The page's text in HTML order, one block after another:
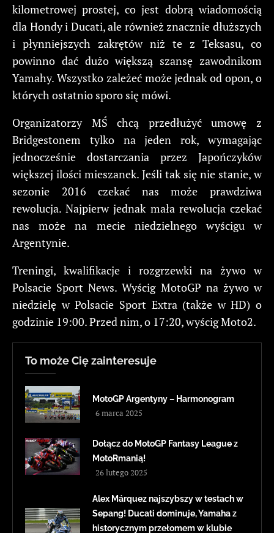
kilometrowej prostej, co jest dobrą wiadomością
dla Hondy i Ducati, ale również znacznie dłuższych
i płynniejszych zakrętów niż te z Teksasu, co
powinno dać dużo większą szansę zawodnikom
Yamahy. Wszystko zależeć może jednak od opon, o
których ostatnio sporo się mówi.
Organizatorzy MŚ chcą przedłużyć umowę z
Bridgestonem tylko na jeden rok, wymagając
jednocześnie dostarczania przez Japończyków
większej ilości mieszanek. Jeśli tak się nie stanie, w
sezonie 2016 czekać nas może prawdziwa
rewolucja. Najpierw jednak mała rewolucja czekać
nas może na mecie niedzielnego wyścigu w
Argentynie.
Treningi, kwalifikacje i rozgrzewki na żywo w
Polsacie Sport News. Wyścig MotoGP na żywo w
niedzielę w Polsacie Sport Extra (także w HD) o
godzinie 19:00. Przed nim, o 17:20, wyścig Moto2.
To może Cię zainteresuje
MotoGP Argentyny – Harmonogram
6 marca 2025
Dołącz do MotoGP Fantasy League z
MotoRmanią!
26 lutego 2025
Alex Márquez najszybszy w testach w
Sepang! Ducati dominuje, Yamaha z
historycznym przełomem w klubie